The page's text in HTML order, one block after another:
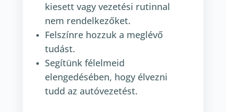
kiesett vagy vezetési rutinnal
nem rendelkezőket.
Felszínre hozzuk a meglévő
tudást.
Segítünk félelmeid
elengedésében, hogy élvezni
tudd az autóvezetést.